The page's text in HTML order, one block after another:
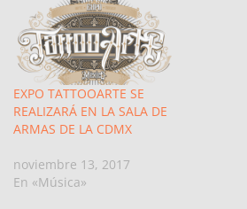
EXPO TATTOOARTE SE
REALIZARÁ EN LA SALA DE
ARMAS DE LA CDMX
noviembre 13, 2017
En «Música»